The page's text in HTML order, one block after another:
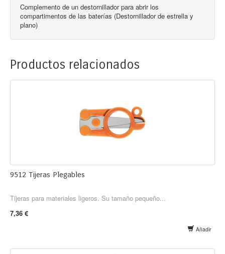
Complemento de un destornillador para abrir los
compartimentos de las baterías (Destornillador de estrella y
plano)
Productos relacionados
9512 Tijeras Plegables
Tijeras para materiales ligeros. Su tamaño pequeño...
7,36 €
Añadir